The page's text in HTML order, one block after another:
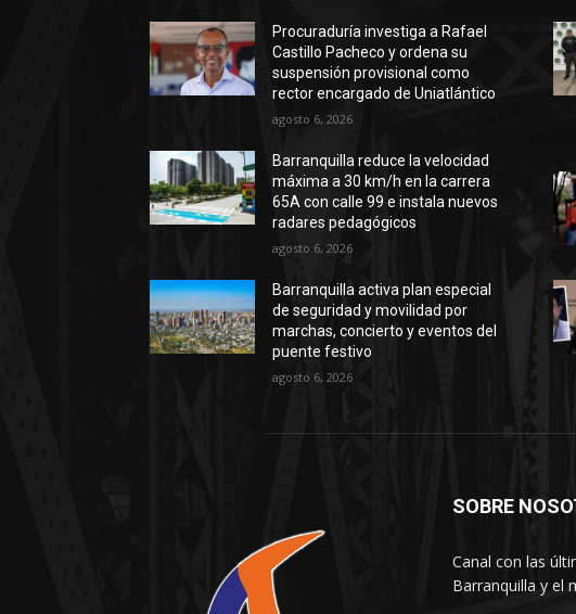
Procuraduría investiga a Rafael
Castillo Pacheco y ordena su
suspensión provisional como
rector encargado de Uniatlántico
agosto 6, 2026
Barranquilla reduce la velocidad
máxima a 30 km/h en la carrera
65A con calle 99 e instala nuevos
radares pedagógicos
agosto 6, 2026
Barranquilla activa plan especial
de seguridad y movilidad por
marchas, concierto y eventos del
puente festivo
agosto 6, 2026
SOBRE
Canal con las
Barranquilla y el